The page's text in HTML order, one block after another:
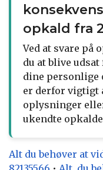
opkald fra
Ved at svare på
du at blive
dine personlige
er derfor vigtigt
oplysninger
ukendte
Alt du behøver at